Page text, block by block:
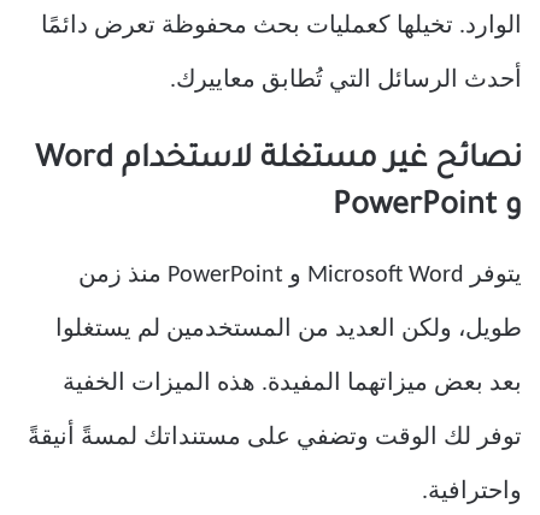
الوارد. تخيلها كعمليات بحث محفوظة تعرض دائمًا
أحدث الرسائل التي تُطابق معاييرك.
نصائح غير مستغلة لاستخدام Word
و PowerPoint
يتوفر Microsoft Word و PowerPoint منذ زمن
طويل، ولكن العديد من المستخدمين لم يستغلوا
بعد بعض ميزاتهما المفيدة. هذه الميزات الخفية
توفر لك الوقت وتضفي على مستنداتك لمسةً أنيقةً
واحترافية.